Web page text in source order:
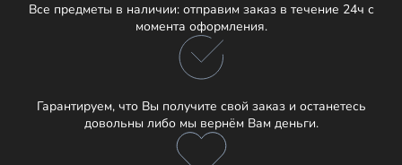
Все предметы в наличии: отправим заказ в течение 24ч с
момента оформления.
Гарантируем, что Вы получите свой заказ и останетесь
довольны либо мы вернём Вам деньги.